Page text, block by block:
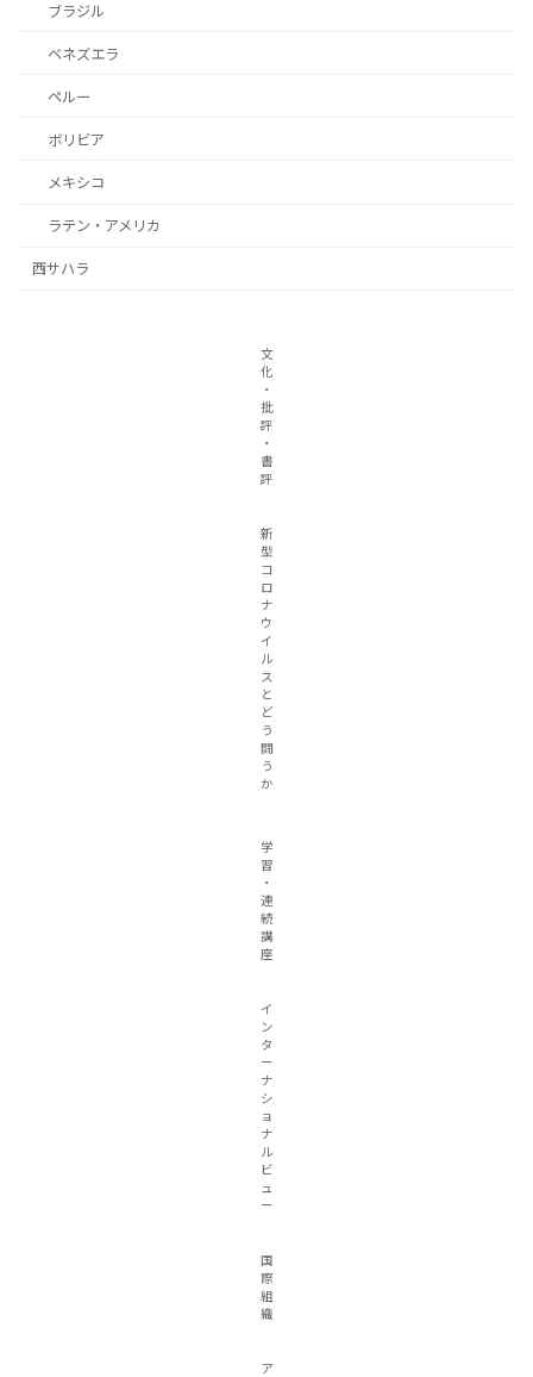
ブラジル
ベネズエラ
ペルー
ボリビア
メキシコ
ラテン・アメリカ
西サハラ
文
化
・
批
評
・
書
評
新
型
コ
ロ
ナ
ウ
イ
ル
ス
と
ど
う
闘
う
か
学
習
・
連
続
講
座
イ
ン
タ
ー
ナ
シ
ョ
ナ
ル
ビ
ュ
ー
国
際
組
織
ア